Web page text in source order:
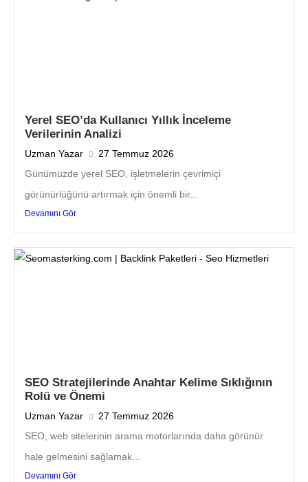
Yerel SEO’da Kullanıcı Yıllık İnceleme
Verilerinin Analizi
Uzman Yazar
27 Temmuz 2026
Günümüzde yerel SEO, işletmelerin çevrimiçi
görünürlüğünü artırmak için önemli bir...
Devamını Gör
SEO Stratejilerinde Anahtar Kelime Sıklığının
Rolü ve Önemi
Uzman Yazar
27 Temmuz 2026
SEO, web sitelerinin arama motorlarında daha görünür
hale gelmesini sağlamak...
Devamını Gör